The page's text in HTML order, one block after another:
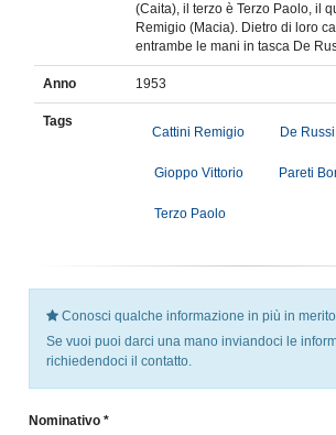
(Caita), il terzo è Terzo Paolo, il
Remigio (Macia). Dietro di loro
entrambe le mani in tasca De
Anno 1953
Tags
Cattini Remigio De
Gioppo Vittorio Pareti
Terzo Paolo
Conosci qualche informazione in più in
Se vuoi puoi darci una mano inviandoci le
richiedendoci il contatto.
Nominativo *